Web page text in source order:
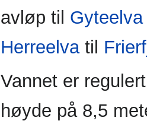
avløp til Gyteelva
Herreelvatil
Vannet er
høyde på 8,5